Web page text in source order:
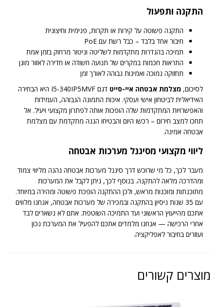
התקנה ותפעול
התקנה פשוטה על קירות או תקרות, פנימית וחיצונית
חיבור אחד בלבד – כבל רשת עם PoE
תמיכה בהגדרות מתקדמות לשליטה וניטור מרחוק בזמן אמת
התראות חכמות במקרים של תנועה חשודה או חדירה לאזור מוגן
תחזוקה נמוכה ואמינות גבוהה לאורך זמן
לסיכום, מצלמת אבטחה איי-סייט
דגם I5-340IP5MVF היא הבחירה
האידיאלית לביטחון אישי ועסקי. איכות התמונה הגבוהה, העמידות
והאפשרויות המתקדמות שלה הופכות אותה לפתרון מקצועי ויעיל. אל
תחכו למצב חירום – רכשו היום והבטיחו הגנה מתקדמת עם מצלמת
אבטחה אמינה.
ליווי מקצועי מסיגנל מערכות אבטחה
מעבר לכך, כל מי שרוכש דרך סיגנל מערכות אבטחה נהנה מליווי צמוד
ומהדרכה מלאה להתקנה. בנוסף לכך, ניתן לקבל את המערכות
מתוכנתות ומוכנות מראש, ולכן ההתקנה הופכת פשוטה ומהירה במיוחד.
עם 35 שנות ניסיון בהתקנה ובמכירה של מערכות אבטחה, אנחנו מלווים
אתכם מהייעוץ הראשוני ועד התמיכה השוטפת. אתם לא נשארים לבד
אחרי הרכישה — אנחנו מלמדים אתכם להפעיל את המערכת נכון
ועוזרים בחיבור לאפליקציה.
מוצרים קשורים